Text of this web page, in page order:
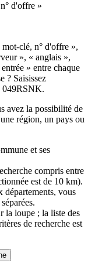
d'offre »
clé, n° d'offre »,
», « anglais »,
» entre chaque
? Saisissez
049RSNK.
avez la possibilité de
région, un pays ou
et ses
compris entre
est de 10 km).
départements, vous
la loupe ; la liste des
de recherche est